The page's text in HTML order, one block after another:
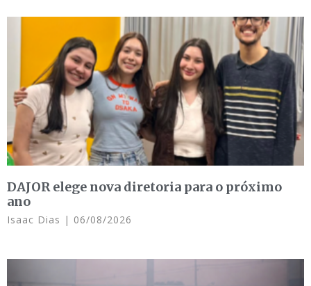
DAJOR elege nova diretoria para o próximo
ano
Isaac Dias 06/08/2026